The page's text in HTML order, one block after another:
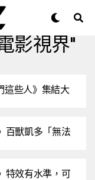
影視界"
這些人》集結大
百獸凱多「無法
特效有水準，可